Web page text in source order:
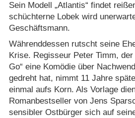
Sein Modell „Atlantis“ findet
schüchterne Lobek wird
Geschäftsmann.
Währenddessen rutscht seine
Krise. Regisseur Peter Timm, der
Go“ eine Komödie über
gedreht hat, nimmt 11 Jahre
einmal aufs Korn. Als Vorlage
Romanbestseller von Jens
sensibler Ostbürger sich auf